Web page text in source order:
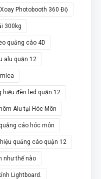
Photobooth 360 Độ
300kg
quảng cáo 4D
alu quận 12
hiệu đèn led quận 12
Alu tại Hóc Môn
cáo hóc môn
quảng cáo quận 12
như thế nào
Lightboard.